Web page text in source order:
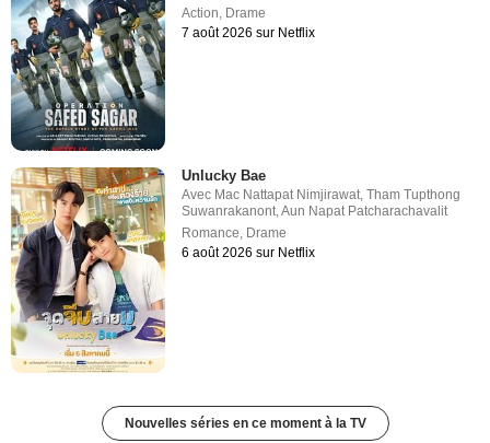
Action, Drame
7 août 2026 sur Netflix
Unlucky Bae
Avec Mac Nattapat Nimjirawat ,Tham Tupthong
Suwanrakanont ,Aun Napat Patcharachavalit
Romance Drame
6 août 2026 sur Netflix
Nouvelles séries en ce moment à la TV